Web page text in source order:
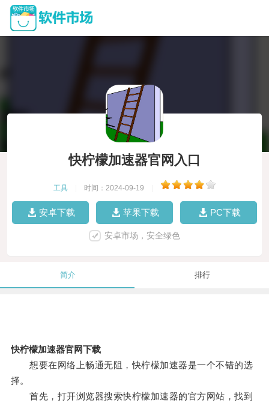
快柠檬加速器官网入口
工具 时间：2024-09-19
安卓下载 苹果下载 PC下载
安卓市场，安全绿色
简介 排行
快柠檬加速器官网下载
想要在网络上畅通无阻，快柠檬加速器是一个不错的选
择。
首先，打开浏览器搜索快柠檬加速器的官方网站，找到